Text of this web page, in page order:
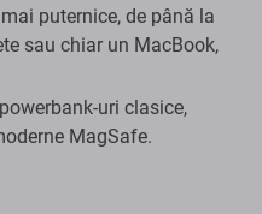
puternice, de până la
sau chiar un MacBook,
uri clasice,
MagSafe.